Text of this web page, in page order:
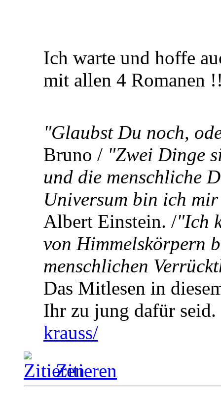
Ich warte und hoffe
mit allen 4 Romanen
"Glaubst Du noch,
Bruno / "Zwei Dinge
und die menschliche
Universum bin ich
Albert Einstein. /"Ich
von Himmelskörpern
menschlichen
Das Mitlesen in
Ihr zu jung dafür seid.
krauss/
Zitieren